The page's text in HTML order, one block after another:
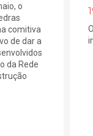
o
comitiva
de dar a
da Rede